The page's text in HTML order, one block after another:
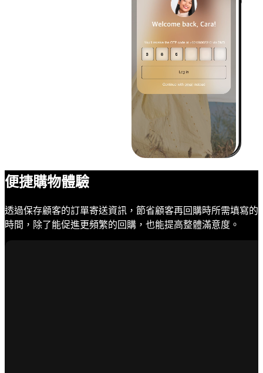
便捷購物體驗
透過保存顧客的訂單寄送資訊，節省顧客再回購時所需填寫的
時間，除了能促進更頻繁的回購，也能提高整體滿意度。